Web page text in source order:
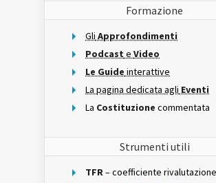
Formazione
Gli Approfondimenti
Podcast e Video
Le Guide interattive
La pagina dedicata agli Eventi
La Costituzione commentata
Strumenti utili
TFR– coefficiente rivalutazione